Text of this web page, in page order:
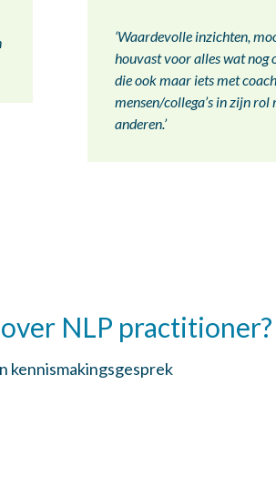
‘Waardevolle inzichten,
houvast voor alles wat nog
die ook maar iets met
mensen/collega’s in zijn
anderen.’
NLP practitioner?
kennismakingsgesprek